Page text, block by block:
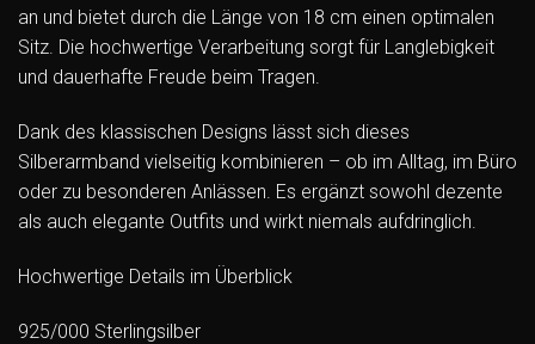
an und bietet durch die Länge von 18 cm einen optimalen
Sitz. Die hochwertige Verarbeitung sorgt für Langlebigkeit
und dauerhafte Freude beim Tragen.
Dank des klassischen Designs lässt sich dieses
Silberarmband vielseitig kombinieren – ob im Alltag, im Büro
oder zu besonderen Anlässen. Es ergänzt sowohl dezente
als auch elegante Outfits und wirkt niemals aufdringlich.
Hochwertige Details im Überblick
925/000 Sterlingsilber